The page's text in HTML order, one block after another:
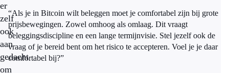
er
zelf
ook
aan
gedacht
om
“Als je in Bitcoin wilt beleggen moet je comfortabel zijn bij grote
prijsbewegingen. Zowel omhoog als omlaag. Dit vraagt
beleggingsdiscipline en een lange termijnvisie. Stel jezelf ook de
vraag of je bereid bent om het risico te accepteren. Voel je je daar
comfortabel bij?”